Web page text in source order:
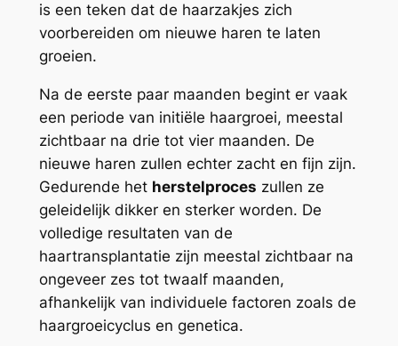
is een teken dat de haarzakjes zich
voorbereiden om nieuwe haren te laten
groeien.
Na de eerste paar maanden begint er vaak
een periode van initiële haargroei, meestal
zichtbaar na drie tot vier maanden. De
nieuwe haren zullen echter zacht en fijn zijn.
Gedurende het herstelproces zullen ze
geleidelijk dikker en sterker worden. De
volledige resultaten van de
haartransplantatie zijn meestal zichtbaar na
ongeveer zes tot twaalf maanden,
afhankelijk van individuele factoren zoals de
haargroeicyclus en genetica.